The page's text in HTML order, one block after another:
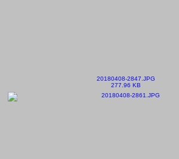
20180408-2847.JPG
277.96 KB